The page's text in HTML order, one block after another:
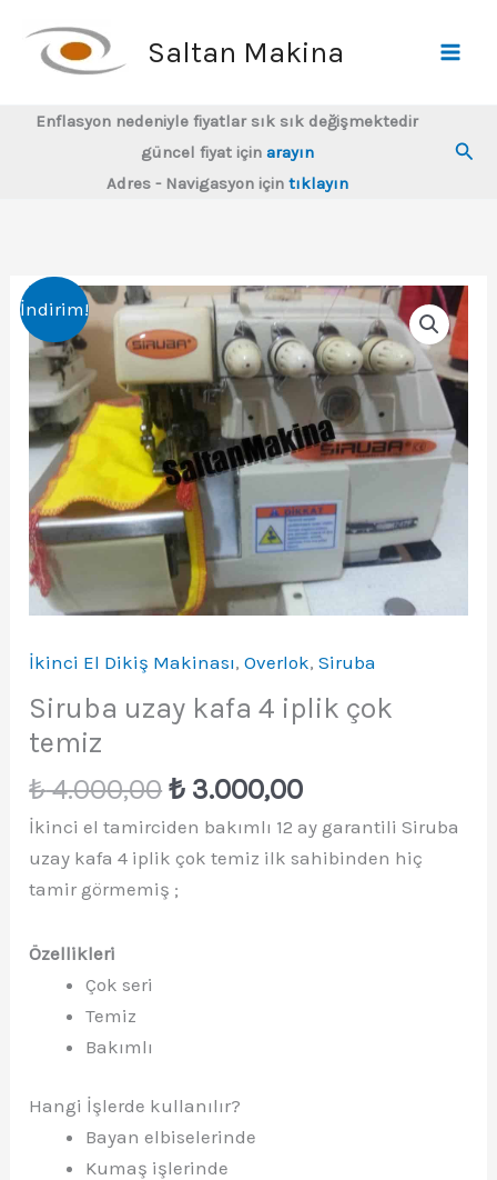
Saltan Makina
Enflasyon nedeniyle fiyatlar sık sık değişmektedir
güncel fiyat için arayın
Adres - Navigasyon için tıklayın
İndirim!
İkinci El Dikiş Makinası,Overlok,Siruba
Siruba uzay kafa 4 iplik çok
temiz
₺4.000,00 Orijinal
fiyat:
₺ 4.000,00.
₺ 3.000,00Şu
andaki
fiyat:
İkinci el tamirciden bakımlı 12 ay garantili Siruba
uzay kafa 4 iplik çok temiz ilk sahibinden hiç
tamir görmemiş ;
Özellikleri
Çok seri
Temiz
Bakımlı
Hangi İşlerde kullanılır?
Bayan elbiselerinde
Kumaş işlerinde